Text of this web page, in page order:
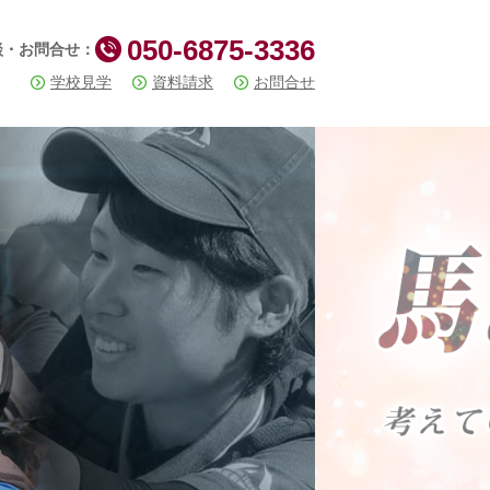
お問合せ： 050-6875-3336
学校見学 資料請求 お問合せ